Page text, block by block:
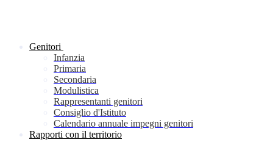
Genitori
Infanzia
Primaria
Secondaria
Modulistica
Rappresentanti genitori
Consiglio d'Istituto
Calendario annuale impegni genitori
Rapporti con il territorio